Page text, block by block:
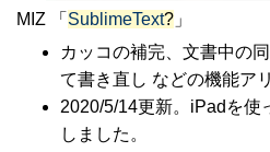
MIZ 「 SublimeText? 」
カッコの補完、文書中の
て書き直し などの機能ア
2020/5/14更新。iPadを使
しました。